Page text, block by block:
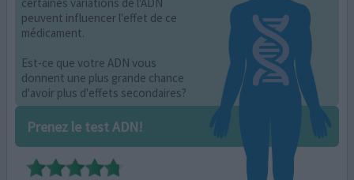
peuvent influencer l'effet de ce
médicament.
Est-ce que votre ADN vous
donnent une plus grande chance
d'avoir plus d'effets secondaires?
Prenez le test ADN!